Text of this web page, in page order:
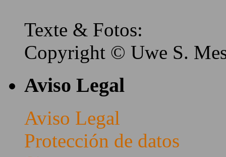
Texte & Fotos:
Copyright © Uwe S.
Aviso Legal
Aviso Legal
Protección de datos